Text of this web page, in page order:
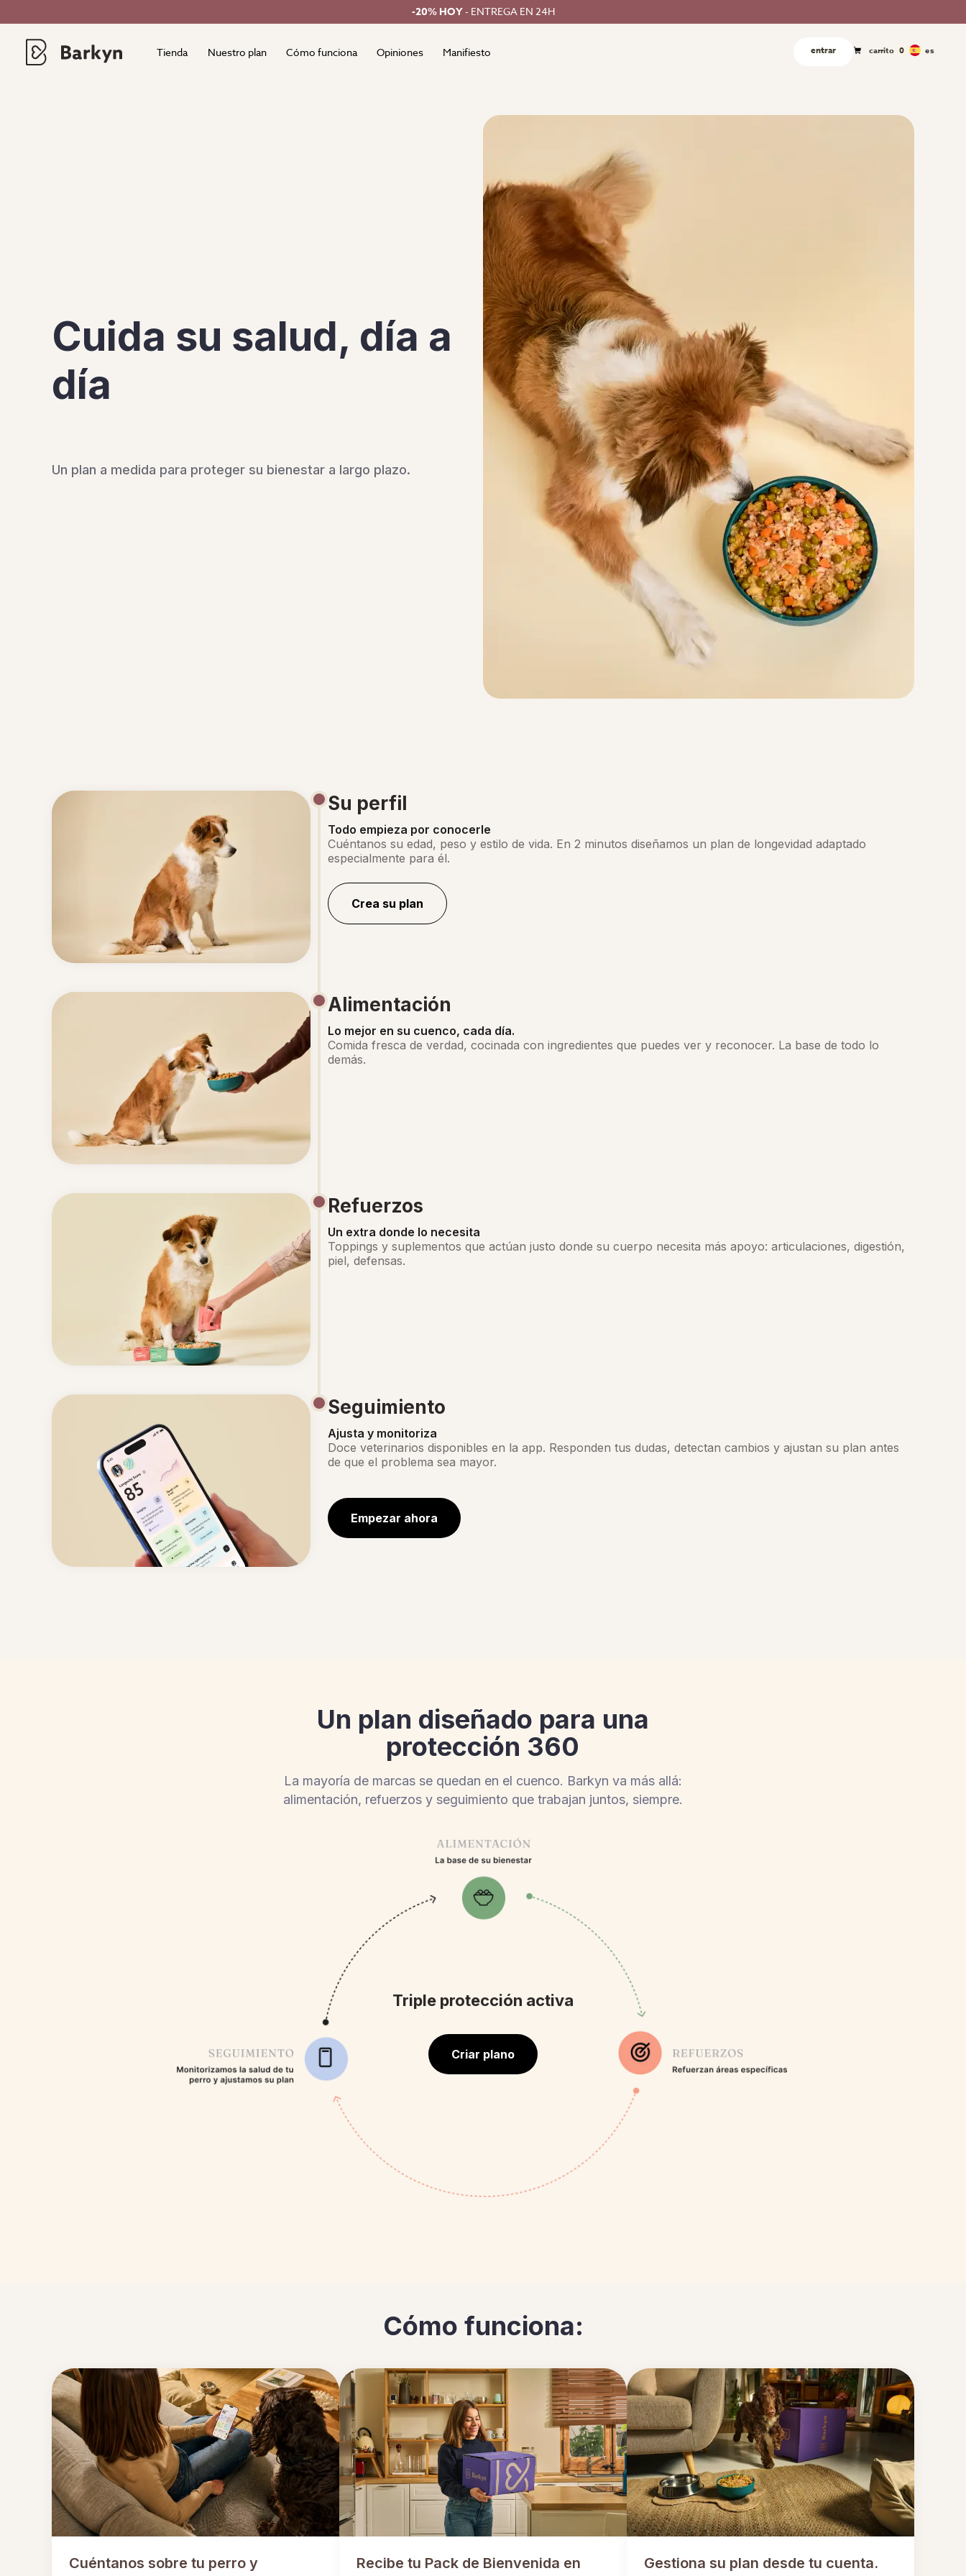
-20% HOY- ENTREGA EN 24H
Tienda Nuestro plan Cómo funciona Opiniones Manifiesto entrar carrito 0 es
Cuida su salud, día a
día
Un plan a medida para proteger su bienestar a largo plazo.
Su perfil
Todo empieza por conocerle
Cuéntanos su edad, peso y estilo de vida. En 2 minutos diseñamos un plan de longevidad adaptado
especialmente para él.
Crea su plan
Alimentación
Lo mejor en su cuenco, cada día.
Comida fresca de verdad, cocinada con ingredientes que puedes ver y reconocer. La base de todo lo
demás.
Refuerzos
Un extra donde lo necesita
Toppings y suplementos que actúan justo donde su cuerpo necesita más apoyo: articulaciones, digestión,
piel, defensas.
Seguimiento
Ajusta y monitoriza
Doce veterinarios disponibles en la app. Responden tus dudas, detectan cambios y ajustan su plan antes
de que el problema sea mayor.
Empezar ahora
Un plan diseñado para una
protección 360
La mayoría de marcas se quedan en el cuenco. Barkyn va más allá:
alimentación, refuerzos y seguimiento que trabajan juntos, siempre.
Triple protección activa
Criar plano
Cómo funciona:
Cuéntanos sobre tu perro y
Recibe tu Pack de Bienvenida en
Gestiona su plan desde tu cuenta.